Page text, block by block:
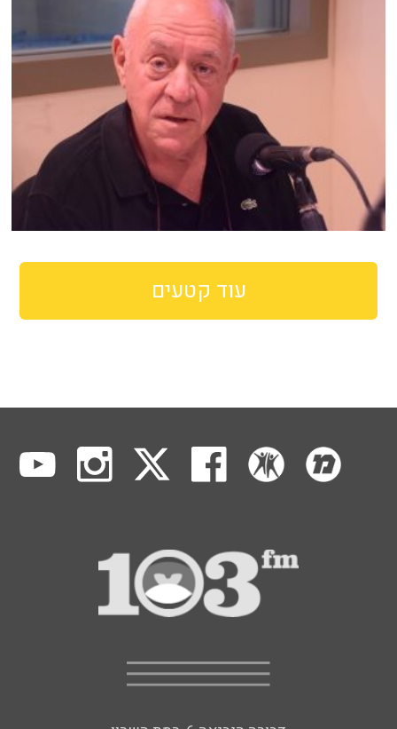
עוד קטעים